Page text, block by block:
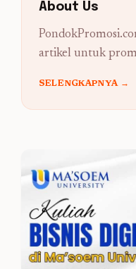
About Us
artikel untuk
SELENGKAPNYA →